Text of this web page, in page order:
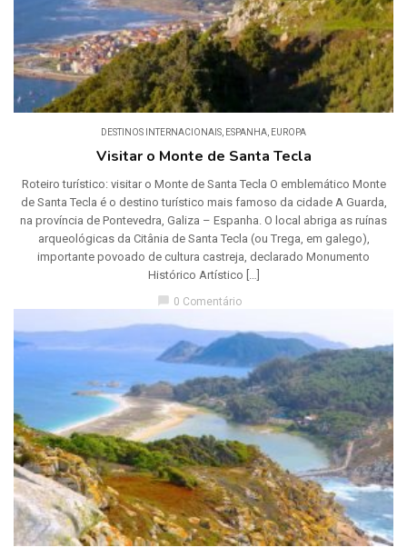
DESTINOS INTERNACIONAIS ESPANHA EUROPA
Visitar o Monte de Santa Tecla
Roteiro turístico: visitar o Monte de Santa Tecla O emblemático Monte
de Santa Tecla é o destino turístico mais famoso da cidade A Guarda,
na província de Pontevedra, Galiza – Espanha. O local abriga as ruínas
arqueológicas da Citânia de Santa Tecla (ou Trega, em galego),
importante povoado de cultura castreja, declarado Monumento
Histórico Artístico […]
0 Comentário